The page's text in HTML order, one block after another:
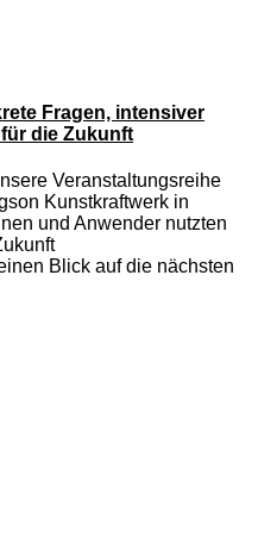
Fragen, intensiver
die Zukunft
Veranstaltungsreihe
Kunstkraftwerk in
und Anwender nutzten
Blick auf die nächsten